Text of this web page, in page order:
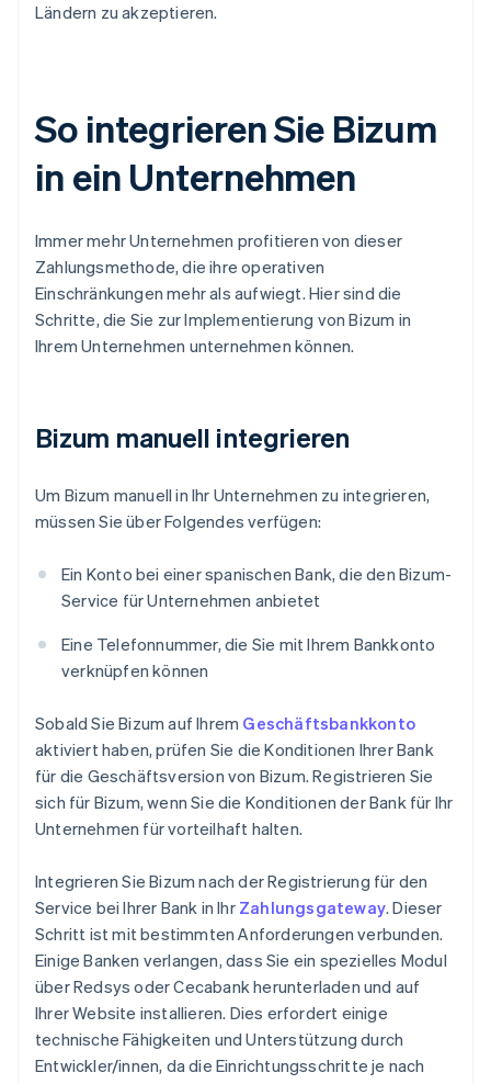
Ländern zu akzeptieren.
So integrieren Sie Bizum
in ein Unternehmen
Immer mehr Unternehmen profitieren von dieser
Zahlungsmethode, die ihre operativen
Einschränkungen mehr als aufwiegt. Hier sind die
Schritte, die Sie zur Implementierung von Bizum in
Ihrem Unternehmen unternehmen können.
Bizum manuell integrieren
Um Bizum manuell in Ihr Unternehmen zu integrieren,
müssen Sie über Folgendes verfügen:
Ein Konto bei einer spanischen Bank, die den Bizum-
Service für Unternehmen anbietet
Eine Telefonnummer, die Sie mit Ihrem Bankkonto
verknüpfen können
Sobald Sie Bizum auf Ihrem Geschäftsbankkonto
aktiviert haben, prüfen Sie die Konditionen Ihrer Bank
für die Geschäftsversion von Bizum. Registrieren Sie
sich für Bizum, wenn Sie die Konditionen der Bank für Ihr
Unternehmen für vorteilhaft halten.
Integrieren Sie Bizum nach der Registrierung für den
Service bei Ihrer Bank in Ihr Zahlungsgateway. Dieser
Schritt ist mit bestimmten Anforderungen verbunden.
Einige Banken verlangen, dass Sie ein spezielles Modul
über Redsys oder Cecabank herunterladen und auf
Ihrer Website installieren. Dies erfordert einige
technische Fähigkeiten und Unterstützung durch
Entwickler/innen, da die Einrichtungsschritte je nach